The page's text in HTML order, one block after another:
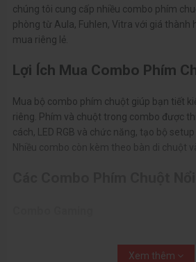
chúng tôi cung cấp nhiều combo phím
phòng từ Aula, Fuhlen, Vitra với giá thành
mua riêng lẻ.
Lợi Ích Mua Combo Phím
Mua bộ combo phím chuột giúp bạn tiết
riêng. Phím và chuột trong combo được
cách, LED RGB và chức năng, tạo bộ
Nhiều combo còn kèm theo bàn di chuột
bền bỉ và sensor chuột chính xác. Phù
Xem thêm